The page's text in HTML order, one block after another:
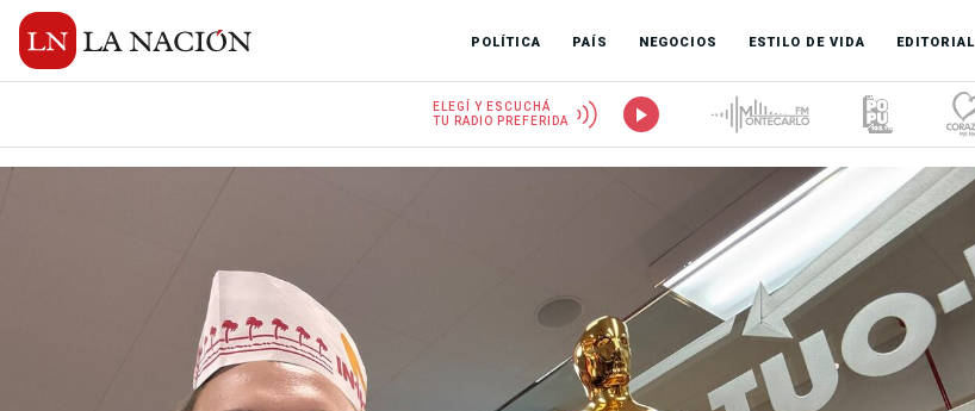
POLÍTICA PAÍS NEGOCIOS ESTILO DE VIDA EDITORIAL
ELEGÍ Y ESCUCHÁ
TU RADIO PREFERIDA